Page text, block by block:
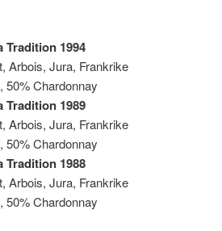
Tradition 1994
Arbois, Jura, Frankrike
50% Chardonnay
Tradition 1989
Arbois, Jura, Frankrike
50% Chardonnay
Tradition 1988
Arbois, Jura, Frankrike
50% Chardonnay